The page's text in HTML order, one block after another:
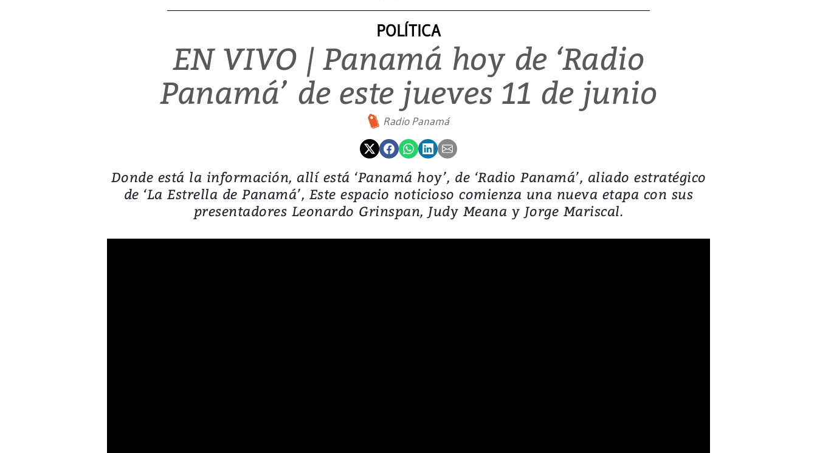
POLÍTICA
EN VIVO | Panamá hoy de ‘Radio
Panamá’ de este jueves 11 de junio
Radio Panamá
Donde está la información, allí está ‘Panamá hoy’, de ‘Radio Panamá’, aliado estratégico
de ‘La Estrella de Panamá’, Este espacio noticioso comienza una nueva etapa con sus
presentadores Leonardo Grinspan, Judy Meana y Jorge Mariscal.